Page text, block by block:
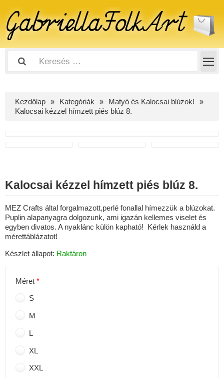
Kezdőlap Kategóriák
Matyó és Kalocsai blúzok!
Kalocsai kézzel hímzett piés blúz 8.
Kalocsai kézzel hímzett piés blúz 8.
MEZ Crafts által forgalmazott,perlé fonallal hímezzük a blúzokat.
Puplin alapanyagra dolgozunk, ami igazán kellemes viselet és
egyben divatos. A nyaklánc külön kapható! Kérlek használd a
mérettáblázatot!
Készlet állapot: Raktáron
Méret
S
M
L
XL
XXL